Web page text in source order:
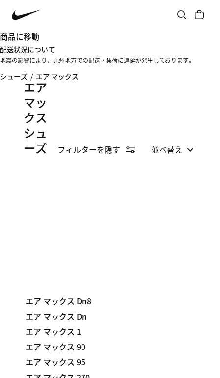
商品に移動
配送状況について
地震の影響により、九州地方での配送・集荷に遅延が発生しております。
シューズ / エア マックス
エア
マッ
クス
シュ
ーズ
フィルターを隠す 並べ替え
エア マックス Dn8
エア マックス Dn
エア マックス 1
エア マックス 90
エア マックス 95